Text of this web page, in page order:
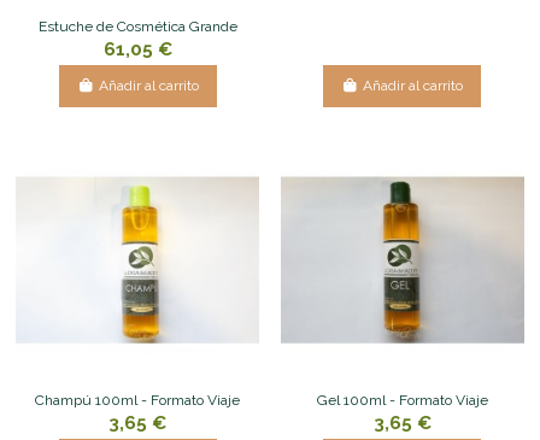
Estuche de Cosmética Grande
61,05 €
Añadir al carrito Añadir al carrito
Champú 100ml - Formato Viaje
3,65 €
Gel 100ml - Formato Viaje
3,65 €